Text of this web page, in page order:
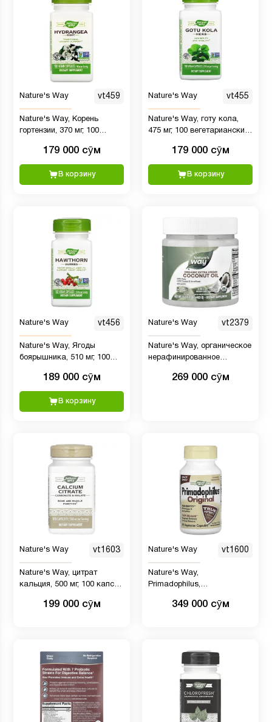
Nature's Way vt459
Nature's Way, Корень
гортензии, 370 мг, 100
179 000 сӯм
В корзину
Nature's Way vt455
Nature's Way, готу кола,
475 мг, 100 вегетарианских
179 000 сӯм
В корзину
Nature's Way vt456
Nature's Way, Ягоды
боярышника, 510 мг, 100
189 000 сӯм
В корзину
Nature's Way vt2379
Nature's Way, органическое
нерафинированное
качества, 453 г (16 унций)
269 000 сӯм
Nature's Way vt1603
Nature's Way, цитрат
кальция, 500 мг, 100 капсул
199 000 сӯм
Nature's Way vt1600
Nature's Way,
Primadophilus,
взрослых от 12 лет, 5 млрд349 000 сӯм